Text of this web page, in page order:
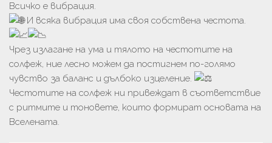
Всичко е вибрация.
И всяка вибрация има своя собствена честота.
Чрез излагане на ума и тялото на честотите на
солфеж, ние лесно можем да постигнем по-голямо
чувство за баланс и дълбоко изцеление.
Честотите на солфеж ни привеждат в съответствие
с ритмите и тоновете, които формират основата на
Вселената.